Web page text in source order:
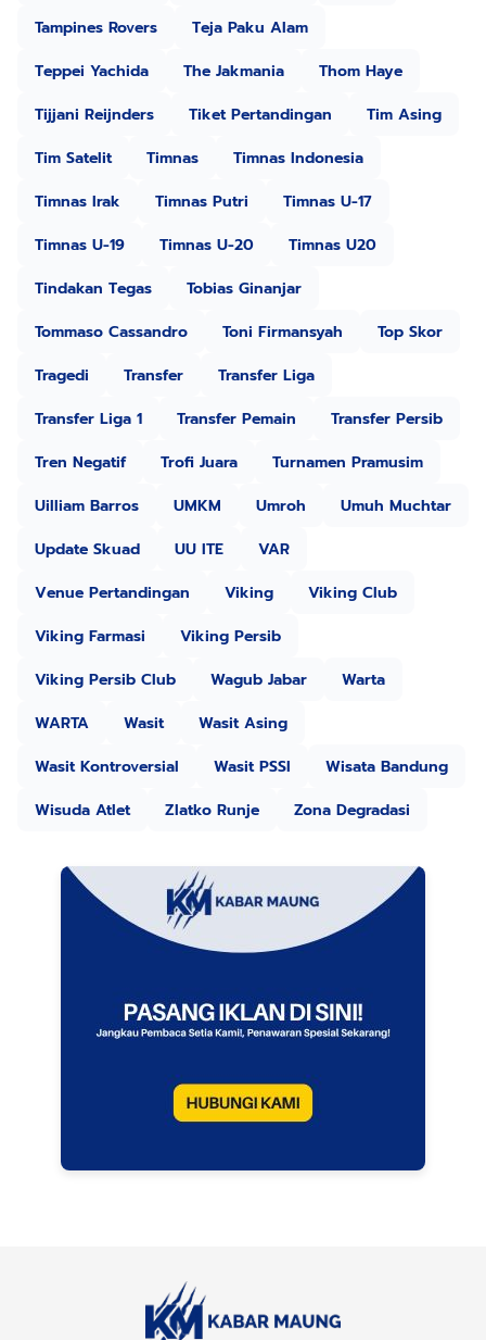
Tampines Rovers
Teja Paku Alam
Teppei Yachida
The Jakmania
Thom Haye
Tijjani Reijnders
Tiket Pertandingan
Tim Asing
Tim Satelit
Timnas
Timnas Indonesia
Timnas Irak
Timnas Putri
Timnas U-17
Timnas U-19
Timnas U-20
Timnas U20
Tindakan Tegas
Tobias Ginanjar
Tommaso Cassandro
Toni Firmansyah
Top Skor
Tragedi
Transfer
Transfer Liga
Transfer Liga 1
Transfer Pemain
Transfer Persib
Tren Negatif
Trofi Juara
Turnamen Pramusim
Uilliam Barros
UMKM Umroh
Umuh Muchtar
Update Skuad
UU ITE
VAR
Venue Pertandingan
Viking
Viking Club
Viking Farmasi
Viking Persib
Viking Persib Club
Wagub Jabar
Warta
WARTA
Wasit
Wasit Asing
Wasit Kontroversial
Wasit PSSI
Wisata Bandung
Wisuda Atlet
Zlatko Runje Zona Degradasi